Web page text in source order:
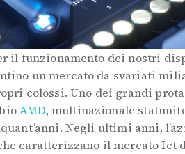
il funzionamento dei nostri
un mercato da svariati
colossi. Uno dei grandi
AMD, multinazionale
Negli ultimi anni,
caratterizzano il mercato Ict